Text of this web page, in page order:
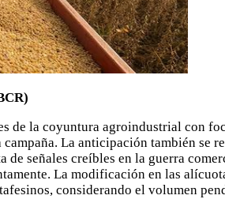
de la coyuntura agroindustrial con
La anticipación también se
señales creíbles en la guerra
La modificación en las
considerando el volumen